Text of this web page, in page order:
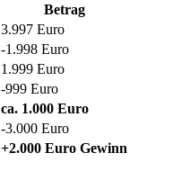
Betrag
3.997 Euro
-1.998 Euro
1.999 Euro
-999 Euro
ca. 1.000 Euro
-3.000 Euro
+2.000 Euro Gewinn